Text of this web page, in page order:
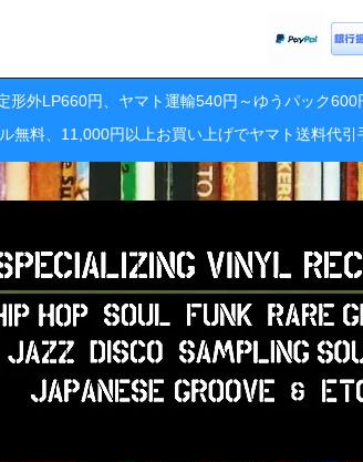
形外LP660円、ヤマト運輸540円～ゆうパック600
無料、11,000円以上お買い上げでヤマト送料代引